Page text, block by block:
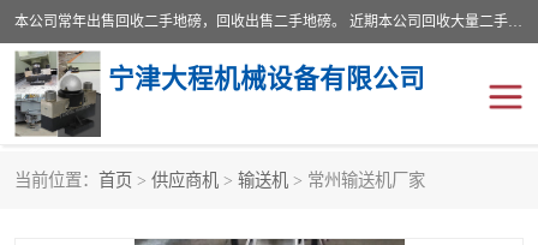
本公司常年出售回收二手地磅，回收出售二手地磅。 近期本公司回收大量二手地磅，型号齐全，宽度从2米到3.5米，长度5米到25米，承重吨位从10到200吨，成色7—9成新。 ? 使用年限6个月至2年，产品来源于个人闲置品，工矿企业停用品，因小换大而来。 精准度和新的一样， 二手地磅是内行人的选择，打个电话就省钱朋友您好等什么
宁津大程机械设备有限公司
当前位置： 首页 > 供应商机 > 输送机 > 常州输送机厂家